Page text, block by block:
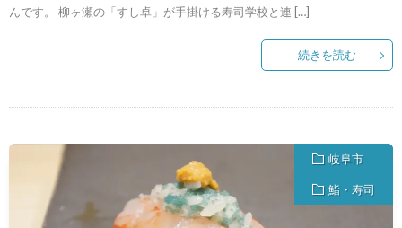
んです。 柳ヶ瀬の「すし卓」が手掛ける寿司学校と連 […]
続きを読む
岐阜市
鮨・寿司